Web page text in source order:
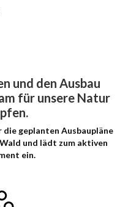
und den Ausbau
für unsere Natur
geplanten Ausbaupläne
und lädt zum aktiven
ein.